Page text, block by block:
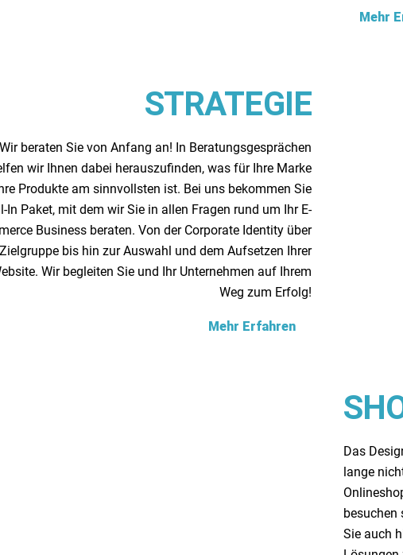
Mehr
STRATEGIE
Wir beraten Sie von Anfang an! In Beratungsgesprächen
wir Ihnen dabei herauszufinden, was für Ihre Marke
Produkte am sinnvollsten ist. Bei uns bekommen Sie
In Paket, mit dem wir Sie in allen Fragen rund um Ihr E-
Business beraten. Von der Corporate Identity über
bis hin zur Auswahl und dem Aufsetzen Ihrer
Wir begleiten Sie und Ihr Unternehmen auf Ihrem
Weg zum Erfolg!
Mehr Erfahren
Das
lange
besuchen
Sie auch